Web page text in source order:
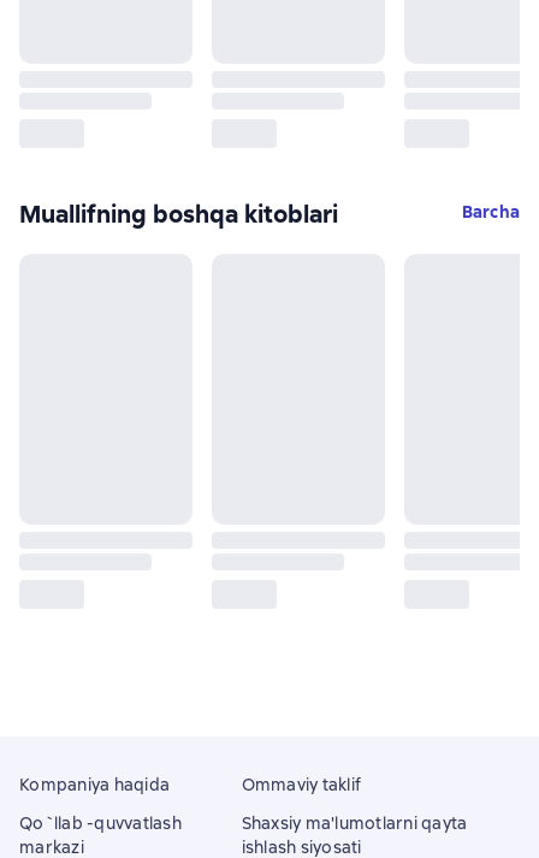
Muallifning boshqa kitoblari Barcha
Kompaniya haqida
Qo`llab -quvvatlash
markazi
Ommaviy taklif
Shaxsiy ma'lumotlarni qayta
ishlash siyosati